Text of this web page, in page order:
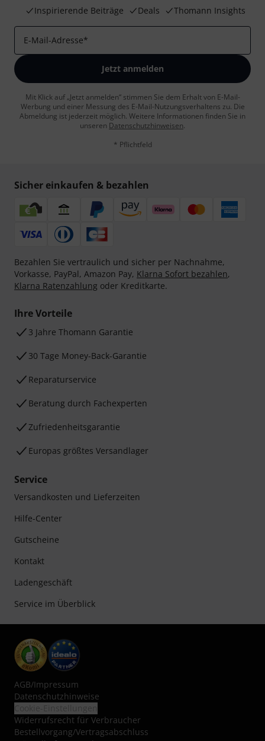
Inspirierende Beiträge
Deals Thomann Insights
E-Mail-Adresse*
Jetzt anmelden
Mit Klick auf „Jetzt anmelden“ stimmen Sie dem Erhalt von E-Mail-
Werbung und einer Messung des E-Mail-Nutzungsverhaltens zu. Die
Abmeldung ist jederzeit möglich. Weitere Informationen finden Sie in
unseren Datenschutzhinweisen.
* Pflichtfeld
Sicher einkaufen & bezahlen
Bezahlen Sie vertraulich und sicher per Nachnahme,
Vorkasse, PayPal, Amazon Pay, Klarna Sofort bezahlen,
Klarna Ratenzahlung oder Kreditkarte.
Ihre Vorteile
3 Jahre Thomann Garantie
30 Tage Money-Back-Garantie
Reparaturservice
Beratung durch Fachexperten
Zufriedenheitsgarantie
Europas größtes Versandlager
Service
Versandkosten und Lieferzeiten
Hilfe-Center
Gutscheine
Kontakt
Ladengeschäft
Service im Überblick
AGB/Impressum
Datenschutzhinweise
Widerrufsrecht für Verbraucher
Bestellvorgang/Vertragsabschluss